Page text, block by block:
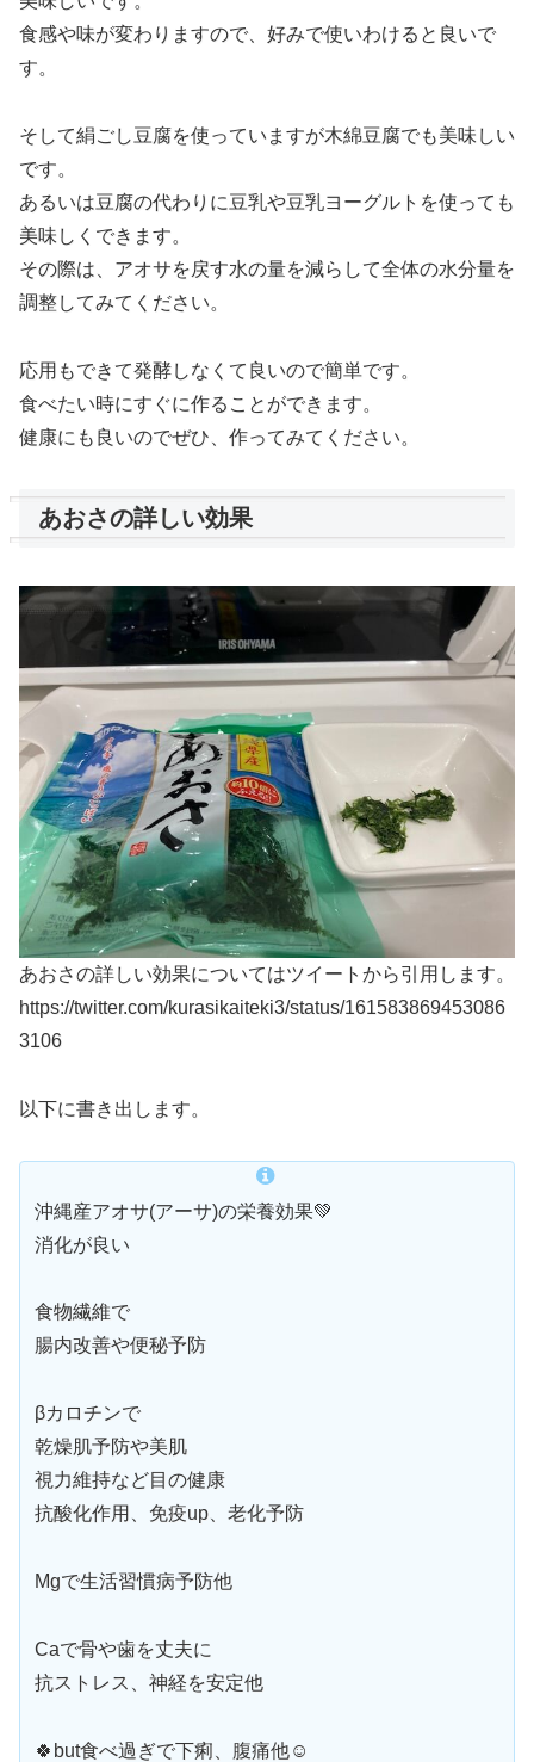
食感や味が変わりますので、好みで使いわけると良いで
す。
そして絹ごし豆腐を使っていますが木綿豆腐でも美味しい
です。
あるいは豆腐の代わりに豆乳や豆乳ヨーグルトを使っても
美味しくできます。
その際は、アオサを戻す水の量を減らして全体の水分量を
調整してみてください。
応用もできて発酵しなくて良いので簡単です。
食べたい時にすぐに作ることができます。
健康にも良いのでぜひ、作ってみてください。
あおさの詳しい効果
あおさの詳しい効果についてはツイートから引用します。
https://twitter.com/kurasikaiteki3/status/161583869453086
3106
以下に書き出します。
沖縄産アオサ(アーサ)の栄養効果💚
消化が良い
食物繊維で
腸内改善や便秘予防
βカロチンで
乾燥肌予防や美肌
視力維持など目の健康
抗酸化作用、免疫up、老化予防
Mgで生活習慣病予防他
Caで骨や歯を丈夫に
抗ストレス、神経を安定他
🍀but食べ過ぎで下痢、腹痛他☺️